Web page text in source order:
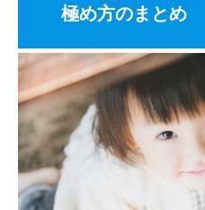
極め方のまとめ